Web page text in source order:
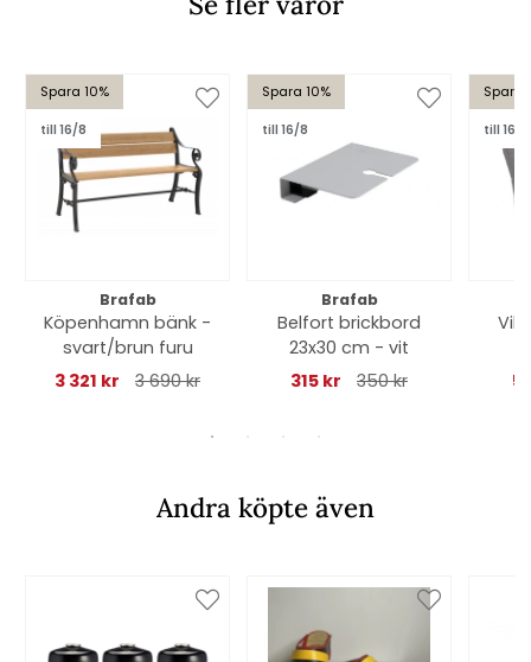
Spara 10%
till 16/8
Brafab
Köpenhamn bänk -
svart/brun furu
3 321 kr
3 690 kr
Spara 10%
till 16/8
Brafab
Belfort brickbord
23x30 cm - vit
315 kr
350 kr
Spara
till 16/8
Andra köpte även